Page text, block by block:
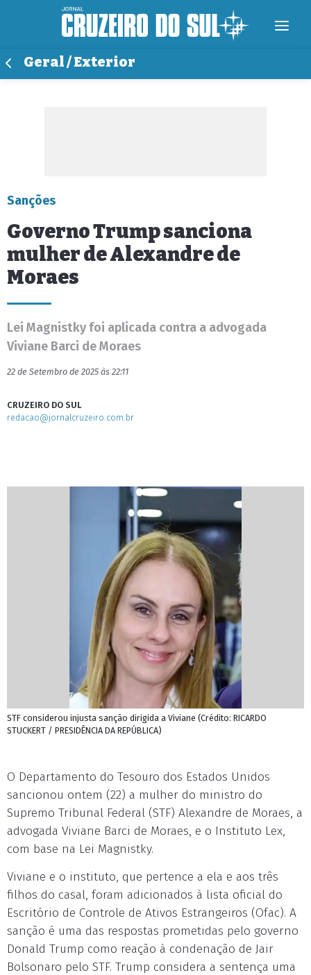
Geral / Exterior
Sanções
Governo Trump sanciona
mulher de Alexandre de
Moraes
Lei Magnistky foi aplicada contra a advogada
Viviane Barci de Moraes
22 de Setembro de 2025 às 22:11
CRUZEIRO DO SUL
redacao@jornalcruzeiro.com.br
STF considerou injusta sanção dirigida a Viviane (Crédito: RICARDO
STUCKERT / PRESIDÊNCIA DA REPÚBLICA)
O Departamento do Tesouro dos Estados Unidos
sancionou ontem (22) a mulher do ministro do
Supremo Tribunal Federal (STF) Alexandre de Moraes, a
advogada Viviane Barci de Moraes, e o Instituto Lex,
com base na Lei Magnistky.
Viviane e o instituto, que pertence a ela e aos três
filhos do casal, foram adicionados à lista oficial do
Escritório de Controle de Ativos Estrangeiros (Ofac). A
sanção é uma das respostas prometidas pelo governo
Donald Trump como reação à condenação de Jair
Bolsonaro pelo STF. Trump considera a sentença uma